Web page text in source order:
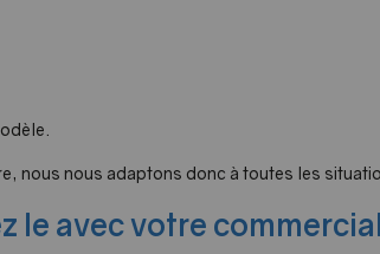
nous nous adaptons donc à toutes les
le avec votre